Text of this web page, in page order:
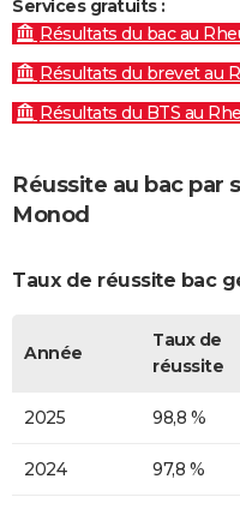
Services gratuits :
Résultats du bac au
Résultats du brevet au
Résultats du BTS au
Réussite au bac par
Monod
Taux de réussite bac
Année
Taux de
réussite
2025 98,8 %
2024 97,8 %